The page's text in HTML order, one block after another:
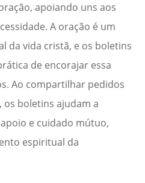
apoiando uns aos
A oração é um
da vida cristã, e os boletins
de encorajar essa
Ao compartilhar pedidos
os boletins ajudam a
e cuidado mútuo,
espiritual da